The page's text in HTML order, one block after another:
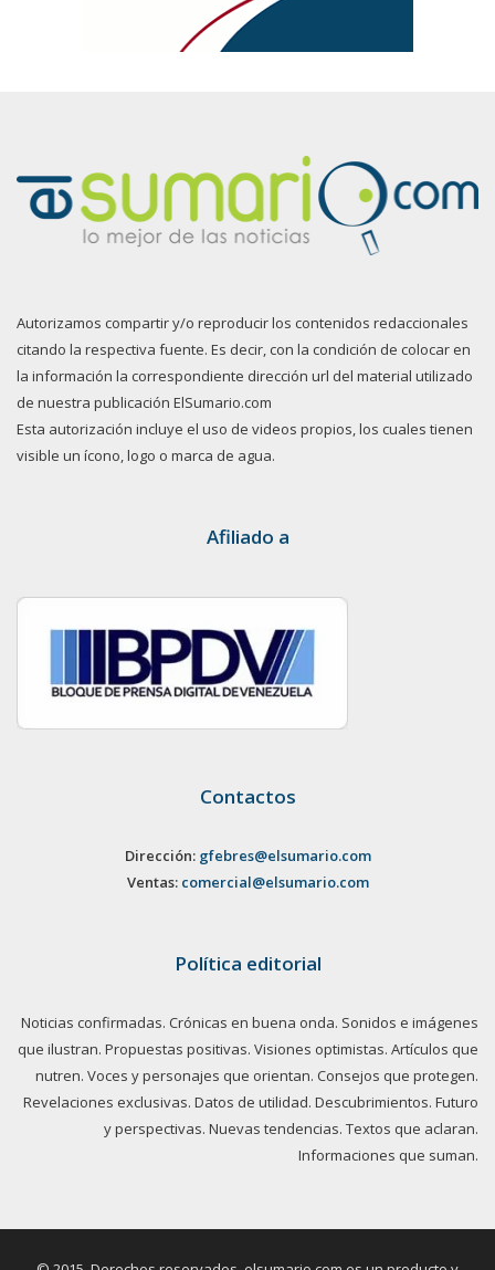
Autorizamos compartir y/o reproducir los contenidos redaccionales
citando la respectiva fuente. Es decir, con la condición de colocar en
la información la correspondiente dirección url del material utilizado
de nuestra publicación ElSumario.com
Esta autorización incluye el uso de videos propios, los cuales tienen
visible un ícono, logo o marca de agua.
Afiliado a
Contactos
Dirección: gfebres@elsumario.com
Ventas: comercial@elsumario.com
Política editorial
Noticias confirmadas. Crónicas en buena onda. Sonidos e imágenes
que ilustran. Propuestas positivas. Visiones optimistas. Artículos que
nutren. Voces y personajes que orientan. Consejos que protegen.
Revelaciones exclusivas. Datos de utilidad. Descubrimientos. Futuro
y perspectivas. Nuevas tendencias. Textos que aclaran.
Informaciones que suman.